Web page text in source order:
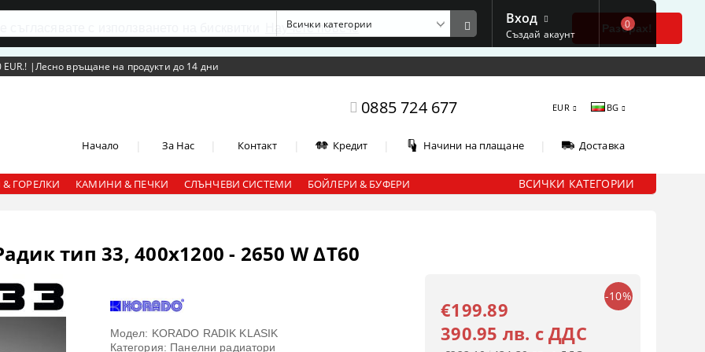
с използването на бисквитки Научете повече Разбрах!
|Лесно връщане на продукти до 14 дни
0885 724 677 EUR BG
Начало За Нас Контакт Кредит Начини на плащане Доставка
Вход
Създай акаунт
0
ГОРЕЛКИ КАМИНИ & ПЕЧКИ СЛЪНЧЕВИ СИСТЕМИ БОЙЛЕРИ & БУФЕРИ ВСИЧКИ КАТЕГОРИИ
тип 33, 400x1200 - 2650 W ΔT60
Модел: KORADO RADIK KLASIK
Категория: Панелни радиатори
-10%
€199.89
390.95 лв. с ДДС